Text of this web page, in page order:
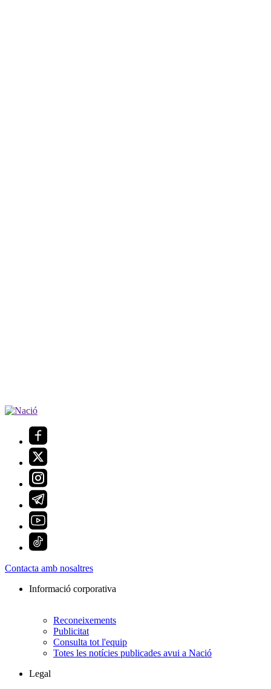
Contacta amb nosaltres
Informació corporativa
Reconeixements
Publicitat
Consulta tot l'equip
Totes les notícies publicades avui a Nació
Legal